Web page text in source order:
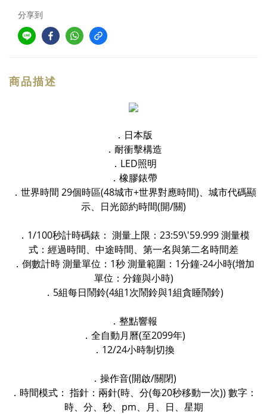
分享到
商品描述
．日本版
．耐衝擊構造
．LED照明
．橡膠錶帶
．世界時間 29個時區(48城市+世界對應時間)、城市代碼顯
示、日光節約時間(開/關)
．1/100秒計時碼錶： 測量上限：23:59\'59.999 測量模
式：經過時間、中途時間、第一名與第二名時間差
．倒數計時 測量單位：1秒 測量範圍：1分鐘-24小時(增加
單位：分鐘與小時)
．5組每日鬧鈴(4組1次鬧鈴與1組貪睡鬧鈴)
．整點響報
．全自動月曆(至2099年)
．12/24小時制切換
．操作音(開啟/關閉)
．時間模式： 指針：兩針(時、分(每20秒移動一次)) 數字：
時、分、秒、pm、月、日、星期